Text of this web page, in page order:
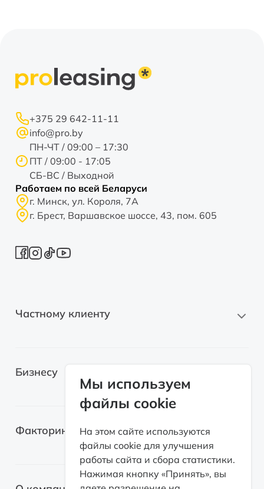
+375 29 642-11-11
info@pro.by
ПН-ЧТ / 09:00 – 17:30
ПТ / 09:00 - 17:05
СБ-ВС / Выходной
Работаем по всей Беларуси
г. Минск, ул. Короля, 7А
г. Брест, Варшавское шоссе, 43, пом. 605
Частному клиенту
Автомобили с пробегом
Электромобили
Лизинг для самозанятых
Возвратный лизинг
Бизнесу
Легковые автомобили
Грузовые автомобили
Оборудование
Факторинг
Мы используем
файлы cookie
На этом сайте используются
файлы cookie для улучшения
работы сайта и сбора статистики.
Нажимая кнопку «Принять», вы